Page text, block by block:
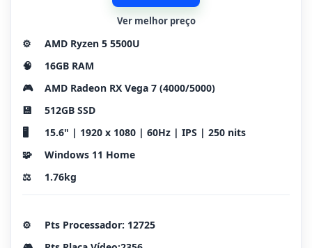
Ver melhor preço
⚙️
AMD Ryzen 5 5500U
🧠
16GB RAM
🎮
AMD Radeon RX Vega 7 (4000/5000)
💾
512GB SSD
🖥️
15.6" | 1920 x 1080 | 60Hz | IPS | 250 nits
🧩
Windows 11 Home
⚖️
1.76kg
⚙️
Pts Processador: 12725